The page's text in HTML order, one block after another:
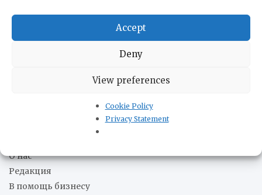
Accept
Deny
View preferences
Cookie Policy
Privacy Statement
Патрульный катер AB «Págalo» завершил ходовые
сотрудничестве в сфере гражданской ядерной
05.08.2026
О нас
Редакция
В помощь бизнесу